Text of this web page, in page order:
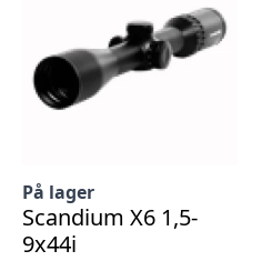
På lager
Scandium X6 1,5-
9x44i